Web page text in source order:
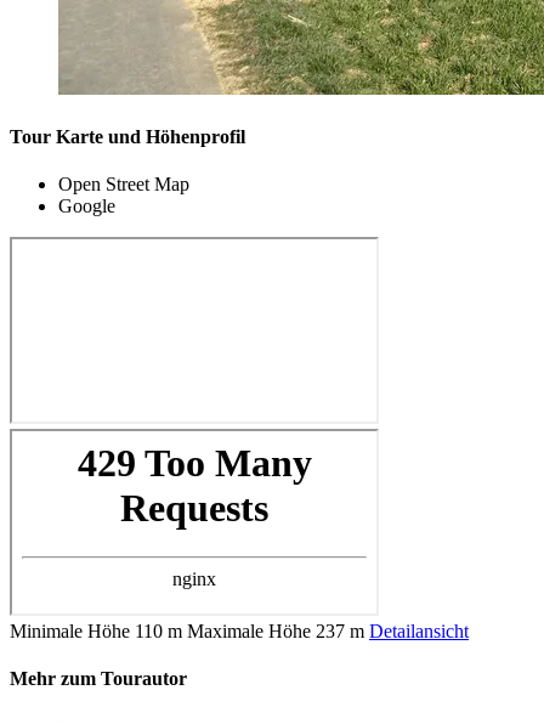
Tour Karte und Höhenprofil
Open Street Map
Google
Minimale Höhe 110 m Maximale Höhe 237 m Detailansicht
Mehr zum Tourautor